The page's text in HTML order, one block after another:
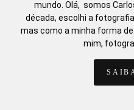
mundo. Olá, somos
década, escolhi a
mas como a minha forma
mim,